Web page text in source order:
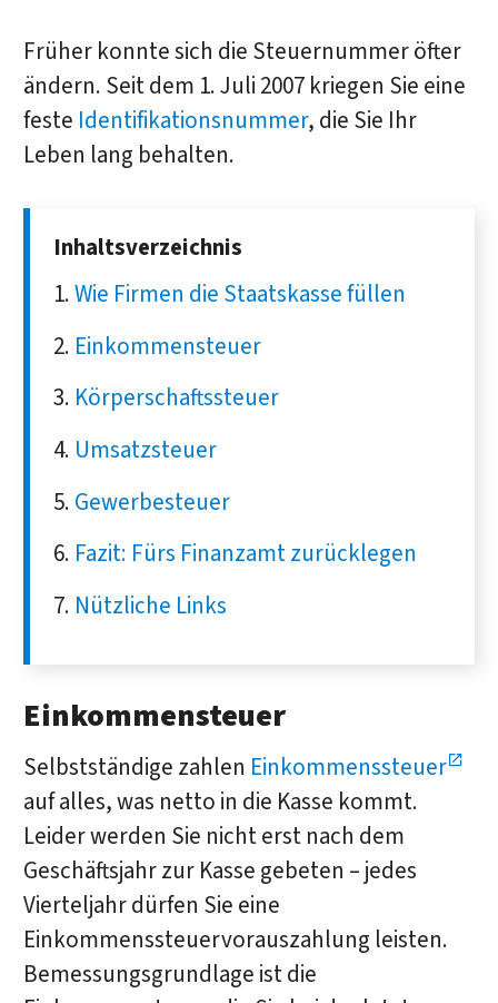
Früher konnte sich die Steuernummer öfter
ändern. Seit dem 1. Juli 2007 kriegen Sie eine
feste Identifikationsnummer, die Sie Ihr
Leben lang behalten.
Inhaltsverzeichnis
Wie Firmen die Staatskasse füllen
Einkommensteuer
Körperschaftssteuer
Umsatzsteuer
Gewerbesteuer
Fazit: Fürs Finanzamt zurücklegen
Nützliche Links
Einkommensteuer
Selbstständige zahlen Einkommenssteuer
auf alles, was netto in die Kasse kommt.
Leider werden Sie nicht erst nach dem
Geschäftsjahr zur Kasse gebeten – jedes
Vierteljahr dürfen Sie eine
Einkommenssteuervorauszahlung leisten.
Bemessungsgrundlage ist die